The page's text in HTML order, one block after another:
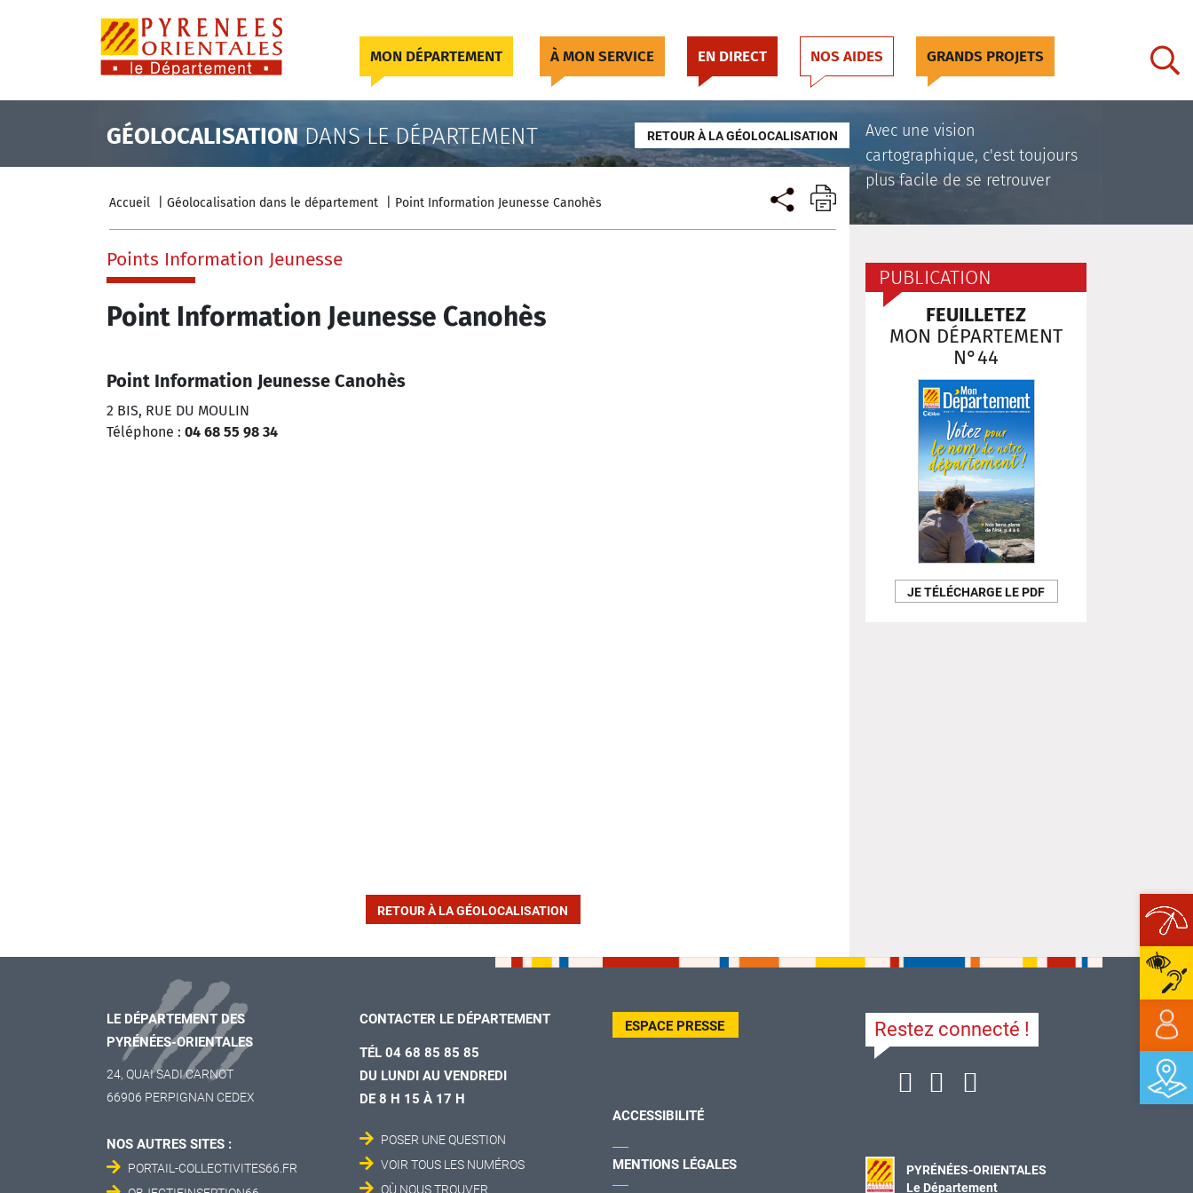
MON DÉPARTEMENT À MON SERVICE EN DIRECT NOS AIDES GRANDS PROJETS
GÉOLOCALISATION DANS LE DÉPARTEMENT RETOUR À LA GÉOLOCALISATION
Avec une vision
cartographique, c'est toujours
plus facile de se retrouver
Accueil Géolocalisation dans le département Point Information Jeunesse Canohès
Points Information Jeunesse
Point Information Jeunesse Canohès
Point Information Jeunesse Canohès
2 BIS, RUE DU MOULIN
Téléphone : 04 68 55 98 34
RETOUR À LA GÉOLOCALISATION
PUBLICATION
FEUILLETEZ
MON DÉPARTEMENT
N°44
JE TÉLÉCHARGE LE PDF
LE DÉPARTEMENT DES
PYRÉNÉES-ORIENTALES
24, QUAI SADI CARNOT
66906 PERPIGNAN CEDEX
NOS AUTRES SITES :
PORTAIL-COLLECTIVITES66.FR
CONTACTER LE DÉPARTEMENT
TÉL 04 68 85 85 85
DU LUNDI AU VENDREDI
DE 8 H 15 À 17 H
POSER UNE QUESTION
VOIR TOUS LES NUMÉROS
OÙ NOUS TROUVER
ESPACE PRESSE
ACCESSIBILITÉ
MENTIONS LÉGALES
Restez connecté !
PYRÉNÉES-ORIENTALES
Le Département